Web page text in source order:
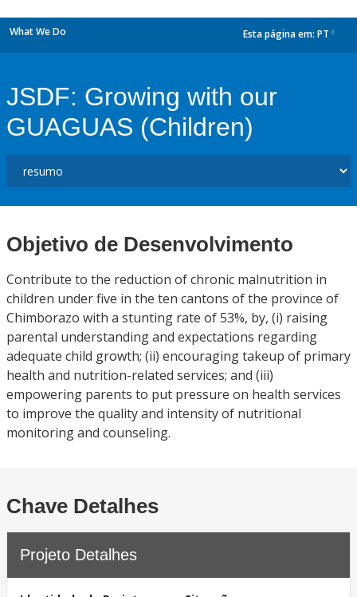
What We Do Esta página em: PT
JSDF: Growing with our
GUAGUAS (Children)
Objetivo de Desenvolvimento
Contribute to the reduction of chronic malnutrition in
children under five in the ten cantons of the province of
Chimborazo with a stunting rate of 53%, by, (i) raising
parental understanding and expectations regarding
adequate child growth; (ii) encouraging takeup of primary
health and nutrition-related services; and (iii)
empowering parents to put pressure on health services
to improve the quality and intensity of nutritional
monitoring and counseling.
Chave Detalhes
Projeto Detalhes